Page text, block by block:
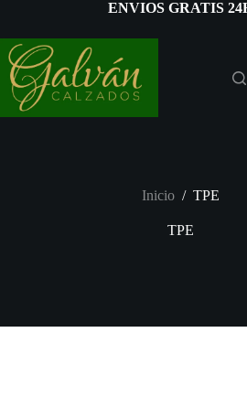
contenido
ENVIOS GRATIS
Inicio / TPE
TPE